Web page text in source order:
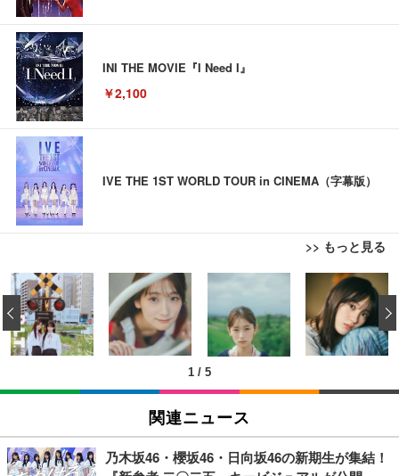
INI THE MOVIE『I Need I』
￥2,100
IVE THE 1ST WORLD TOUR in CINEMA（字幕版）
>> もっと見る
ブラックニッカ ニッカ Nikka ウィスキー4000ml ブ
ラックニッカクリア ウヰスキー 【日本 アサヒ ウィ
スキー】 大容量 お得 4リットル
￥3,940
【Amazon.co.jp限定】コロナ・エキストラ Corona
ト] [ギフトBox入り]
￥2,249
松阪牛 グルメ ハンバーグ 【誕生日ギフトセット】
誕生日プレゼント 高級 ハンバーグ 肉 ギフト 牛肉
食べ物 冷凍 高級 内祝 お返し 人気 お取り寄せ グル
メ 出産 男性 土産 女性 お父さん お母さん
￥4,000
松阪牛 グルメ ハンバーグ【オレンジ花束カード】
べ物 冷凍 高級 プレゼント 内祝 お返し 人気 お取り
寄せ グルメ
￥4,000
【New】Amazon Fire TV Stick HD | 手軽にストリ
ーミングをはじめよう | ストリーミングメディアプ
レイヤー
￥6,980
【New】Amazon Fire TV Stick HD | 手軽にストリ
￥6,980
1 / 5
‹
関連ニュース
乃木坂46・櫻坂46・日向坂46の新期生が集結！